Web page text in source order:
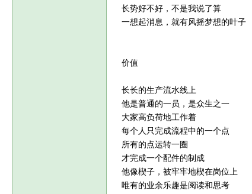
长势好不好，不是我说了算
一想起消息，就有风摇梦想的叶子
价值
长长的生产流水线上
他是普通的一员，是众生之一
大家高负荷地工作着
每个人只完成流程中的一个点
所有的点运转一圈
才完成一个配件的制成
他像楔子，被牢牢地楔在岗位上
唯有的业余乐趣是阅读和思考